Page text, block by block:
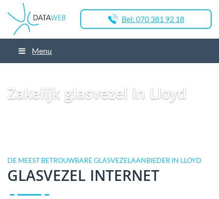
Bel: 070 381 92 18
Menu
Zakelijk glasvezel in Lloyd
DE MEEST BETROUWBARE GLASVEZELAANBIEDER IN LLOYD
GLASVEZEL INTERNET